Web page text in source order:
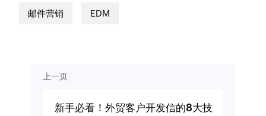
邮件营销 EDM
上一页
新手必看！外贸客户开发信的8大技